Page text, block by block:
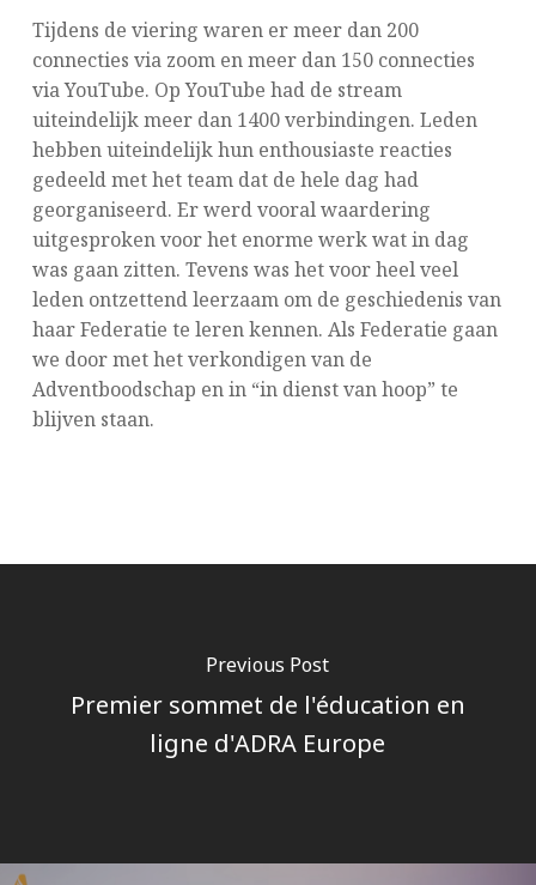
Tijdens de viering waren er meer dan 200
connecties via zoom en meer dan 150 connecties
via YouTube. Op YouTube had de stream
uiteindelijk meer dan 1400 verbindingen. Leden
hebben uiteindelijk hun enthousiaste reacties
gedeeld met het team dat de hele dag had
georganiseerd. Er werd vooral waardering
uitgesproken voor het enorme werk wat in dag
was gaan zitten. Tevens was het voor heel veel
leden ontzettend leerzaam om de geschiedenis van
haar Federatie te leren kennen. Als Federatie gaan
we door met het verkondigen van de
Adventboodschap en in “in dienst van hoop” te
blijven staan.
Previous Post
Premier sommet de l'éducation en
ligne d'ADRA Europe